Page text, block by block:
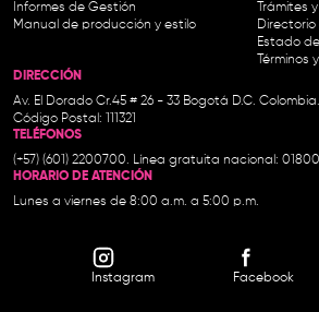
Informes de Gestión
Manual de producción y estilo
Trámites
Directorio
Estado
Términos
DIRECCIÓN
Av. El Dorado Cr.45 # 26 - 33 Bogotá D.C. Colombia.
Código Postal: 111321
TELÉFONOS
(+57) (601) 2200700. Línea gratuita nacional:
HORARIO DE ATENCIÓN
Lunes a viernes de 8:00 a.m. a 5:00 p.m.
Instagram Facebook